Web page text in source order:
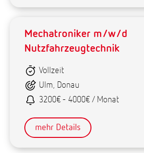
Mechatroniker m/w/d
Nutzfahrzeugtechnik
Vollzeit
Ulm, Donau
3200€ - 4000€ / Monat
mehr Details